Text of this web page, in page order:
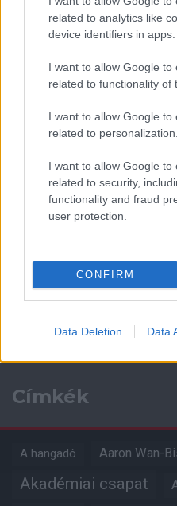
related to analytics like
device identifiers in apps.
I want to allow Google to
related to functionality of
I want to allow Google to
related to personalization.
I want to allow Google to
related to security,
functionality and fraud
user protection.
CONFIRM
Data Deletion Data
AC MilanvsManchester United
ELŐZŐ MÉRKŐZÉSEK
Támogatás
Támogasd
a
Címkék
A hangadó Aaron Wan-
Akadémiai csapat